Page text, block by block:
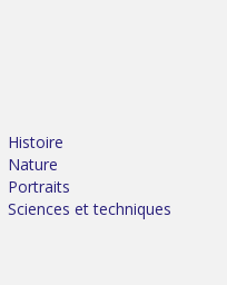
Histoire
Nature
Portraits
Sciences et techniques